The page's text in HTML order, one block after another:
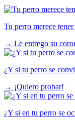
Tu perro merece
→ Le entrego su
¿Y si tu perro se
→ ¡Quiero probar!
¿Y si en tu perro se